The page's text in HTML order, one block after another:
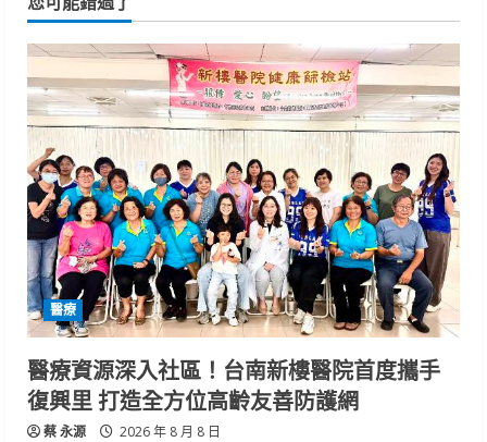
醫療
醫療資源深入社區！台南新樓醫院首度攜手
復興里 打造全方位高齡友善防護網
蔡 永源 2026 年 8 月 8 日